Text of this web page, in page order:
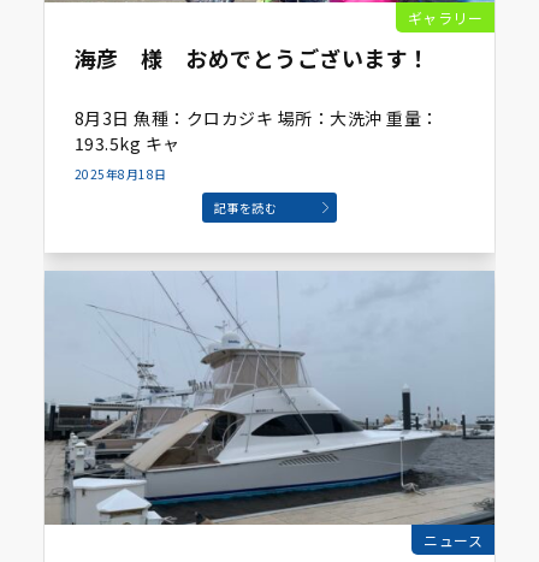
ギャラリー
海彦 様 おめでとうございます！
8月3日 魚種：クロカジキ 場所：大洗沖 重量：
193.5kg キャ
2025年8月18日
記事を読む
ニュース